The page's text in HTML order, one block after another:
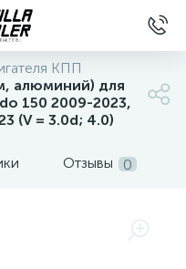
КПП
алюминий) для
150 2009-2023,
(V = 3.0d; 4.0)
Отзывы 0